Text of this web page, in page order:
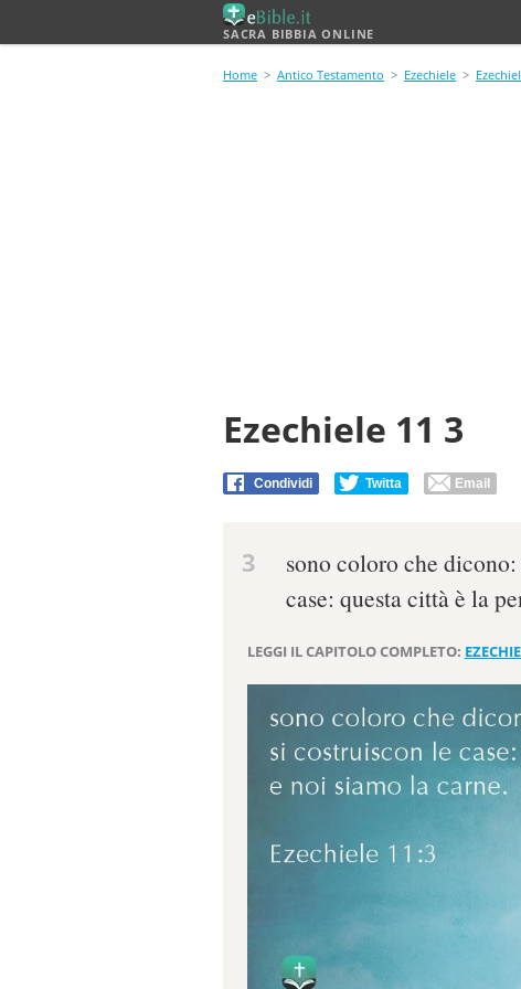
SACRA BIBBIA ONLINE
Home > Antico Testamento > Ezechiele >
Ezechiele 11 3
Condividi Twitta Email
3
sono coloro che
case: questa città è la
LEGGI IL CAPITOLO COMPLETO: